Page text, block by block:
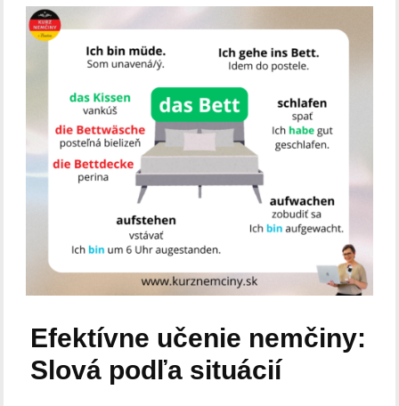
Efektívne učenie nemčiny:
Slová podľa situácií